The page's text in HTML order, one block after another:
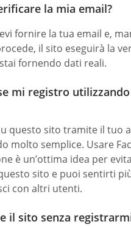
la mia email?
fornire la tua email e,
il sito eseguirà la
fornendo dati reali.
mi registro
questo sito tramite il tuo
molto semplice. Usare
è un’ottima idea per
sito e puoi sentirti
con altri utenti.
il sito senza